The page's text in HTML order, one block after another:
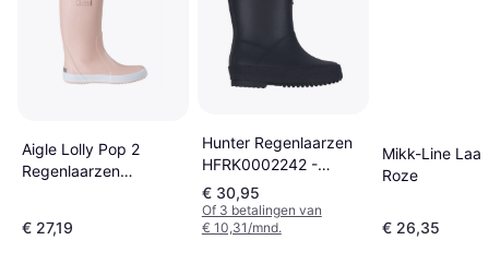
Aigle Lolly Pop 2
Regenlaarzen
€ 27,19
Hunter Regenlaarzen
HFRK0002242 -
Blauw
€ 30,95
Of 3 betalingen van
€ 10,31/mnd.
Mikk-Line
Roze
€ 26,35